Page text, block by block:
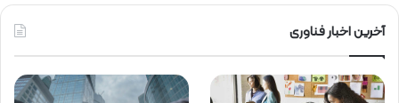
آخرین اخبار فناوری